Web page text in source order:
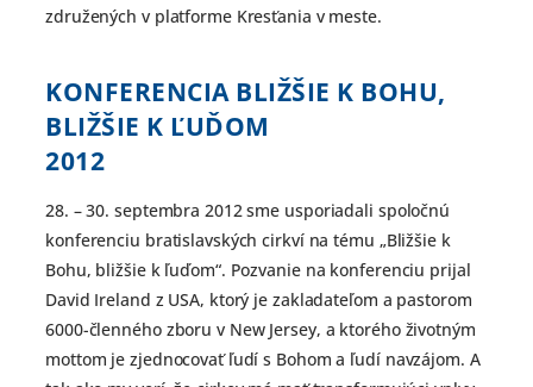
združených v platforme Kresťania v meste.
KONFERENCIA BLIŽŠIE K BOHU,
BLIŽŠIE K ĽUĎOM
2012
28. – 30. septembra 2012 sme usporiadali spoločnú
konferenciu bratislavských cirkví na tému „Bližšie k
Bohu, bližšie k ľuďom“. Pozvanie na konferenciu prijal
David Ireland z USA, ktorý je zakladateľom a pastorom
6000-členného zboru v New Jersey, a ktorého životným
mottom je zjednocovať ľudí s Bohom a ľudí navzájom. A